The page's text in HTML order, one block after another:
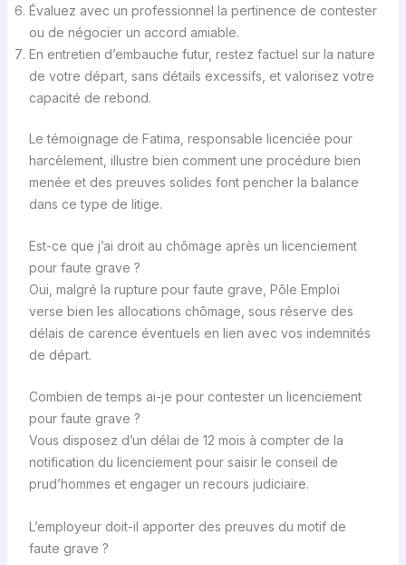
Évaluez avec un professionnel la pertinence de contester
ou de négocier un accord amiable.
En entretien d’embauche futur, restez factuel sur la nature
de votre départ, sans détails excessifs, et valorisez votre
capacité de rebond.
Le témoignage de Fatima, responsable licenciée pour
harcèlement, illustre bien comment une procédure bien
menée et des preuves solides font pencher la balance
dans ce type de litige.
Est-ce que j’ai droit au chômage après un licenciement
pour faute grave ?
Oui, malgré la rupture pour faute grave, Pôle Emploi
verse bien les allocations chômage, sous réserve des
délais de carence éventuels en lien avec vos indemnités
de départ.
Combien de temps ai-je pour contester un licenciement
pour faute grave ?
Vous disposez d’un délai de 12 mois à compter de la
notification du licenciement pour saisir le conseil de
prud’hommes et engager un recours judiciaire.
L’employeur doit-il apporter des preuves du motif de
faute grave ?